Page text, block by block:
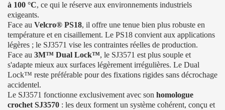
à 100 °C, ce qui le réserve aux environnements industriels
exigeants.
Face au Velcro® PS18, il offre une tenue bien plus robuste en
température et en cisaillement. Le PS18 convient aux applications
légères ; le SJ3571 vise les contraintes réelles de production.
Face au 3M™ Dual Lock™, le SJ3571 est plus souple et
s'adapte mieux aux surfaces légèrement irrégulières. Le Dual
Lock™ reste préférable pour des fixations rigides sans décrochage
accidentel.
Le SJ3571 fonctionne exclusivement avec son homologue
crochet SJ3570 : les deux forment un système cohérent, conçu et